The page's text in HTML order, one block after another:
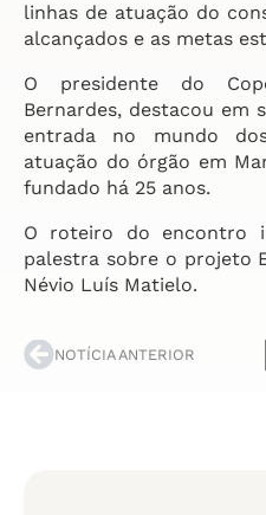
linhas de atuação do
alcançados e as metas
O presidente do
Bernardes, destacou em
entrada no mundo
atuação do órgão em
fundado há 25 anos.
O roteiro do encontro
palestra sobre o projeto
Névio Luís Matielo.
NOTÍCIA ANTERIOR